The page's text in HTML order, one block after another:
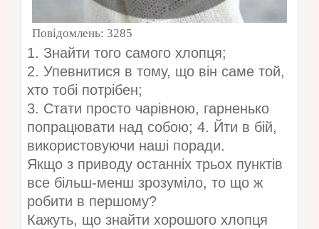
Повідомлень: 3285
1. Знайти того самого хлопця;
2. Упевнитися в тому, що він саме той,
хто тобі потрібен;
3. Стати просто чарівною, гарненько
попрацювати над собою; 4. Йти в бій,
використовуючи наші поради.
Якщо з приводу останніх трьох пунктів
все більш-менш зрозуміло, то що ж
робити в першому?
Кажуть, що знайти хорошого хлопця